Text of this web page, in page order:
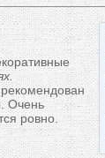
рекомендован
Очень
ровно.